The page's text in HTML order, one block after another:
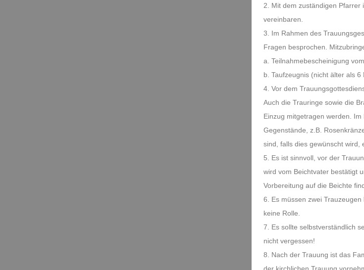
2. Mit dem zuständigen Pfarrer
vereinbaren.
3. Im Rahmen des
Fragen besprochen.
a. Teilnahmebescheinigung
b. Taufzeugnis (nicht älter als
4. Vor dem
Auch die Trauringe sowie die
Einzug mitgetragen werden.
Gegenstände, z.B.
sind, falls dies gewünscht wird,
5. Es ist sinnvoll, vor der
wird vom Beichtvater bestätigt
Vorbereitung auf die Beichte
6. Es müssen zwei
keine Rolle.
7. Es sollte selbstverständlich
nicht vergessen!
8. Nach der Trauung ist das